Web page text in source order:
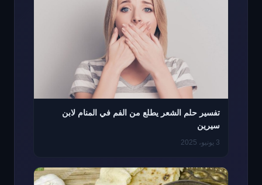
تفسير حلم الشعر يطلع من الفم في المنام لابن
سيرين
3 يونيو، 2025